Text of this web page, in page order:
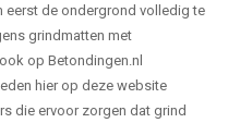
eerst de ondergrond volledig te
grindmatten met
op Betondingen.nl
hier op deze website
die ervoor zorgen dat grind